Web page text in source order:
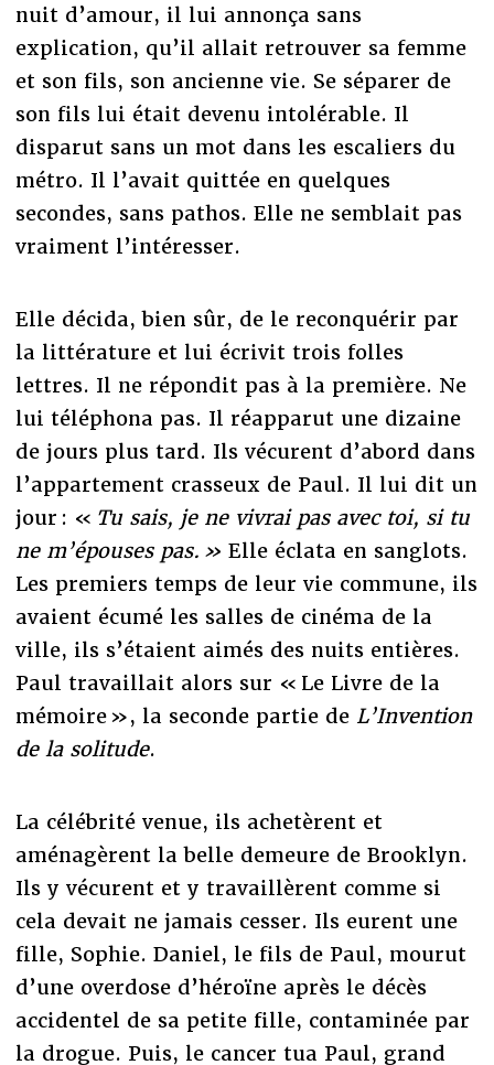
nuit d’amour, il lui annonça sans
explication, qu’il allait retrouver sa femme
et son fils, son ancienne vie. Se séparer de
son fils lui était devenu intolérable. Il
disparut sans un mot dans les escaliers du
métro. Il l’avait quittée en quelques
secondes, sans pathos. Elle ne semblait pas
vraiment l’intéresser.
Elle décida, bien sûr, de le reconquérir par
la littérature et lui écrivit trois folles
lettres. Il ne répondit pas à la première. Ne
lui téléphona pas. Il réapparut une dizaine
de jours plus tard. Ils vécurent d’abord dans
l’appartement crasseux de Paul. Il lui dit un
jour : « Tu sais, je ne vivrai pas avec toi, si tu
ne m’épouses pas. » Elle éclata en sanglots.
Les premiers temps de leur vie commune, ils
avaient écumé les salles de cinéma de la
ville, ils s’étaient aimés des nuits entières.
Paul travaillait alors sur « Le Livre de la
mémoire », la seconde partie de L’Invention
de la solitude.
La célébrité venue, ils achetèrent et
aménagèrent la belle demeure de Brooklyn.
Ils y vécurent et y travaillèrent comme si
cela devait ne jamais cesser. Ils eurent une
fille, Sophie. Daniel, le fils de Paul, mourut
d’une overdose d’héroïne après le décès
accidentel de sa petite fille, contaminée par
la drogue. Puis, le cancer tua Paul, grand